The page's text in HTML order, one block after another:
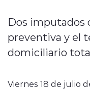
Deportes
Entrevistas
Dos imputados
preventiva y el
domiciliario
Viernes 18 de julio